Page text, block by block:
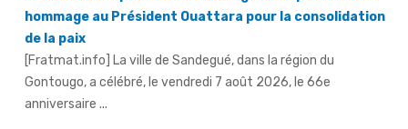
de la paix
[Fratmat.info] La ville de Sandegué, dans la région du
Gontougo, a célébré, le vendredi 7 août 2026, le 66e
anniversaire ...
66e anniversaire de l'indépendance à Tougbo - Le